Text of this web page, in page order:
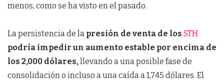
menos, como se ha visto en el pasado.
La persistencia de la presión de venta de los STH
podría impedir un aumento estable por encima de
los 2,000 dólares, llevando a una posible fase de
consolidación o incluso a una caída a 1,745 dólares. El